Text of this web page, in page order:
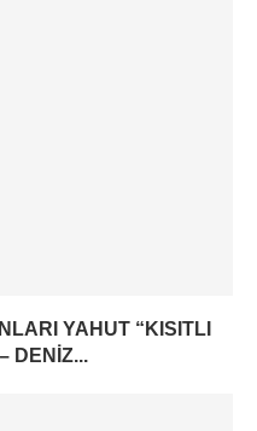
YAHUT “KISITLI
DENIZ...